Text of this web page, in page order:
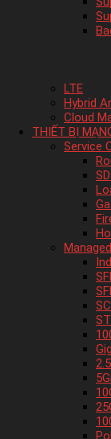
LTE
Hybrid
Cloud
THIẾT BỊ
Service